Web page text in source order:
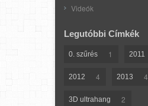
Videók
Legutóbbi Címkék
0. szűrés 1 2011
2012 4 2013 4
3D ultrahang 2